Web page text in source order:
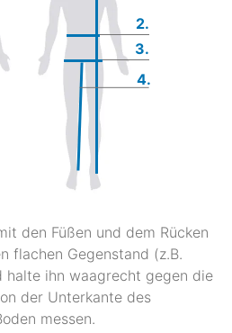
2.
3.
4.
den Füßen und dem Rücken
flachen Gegenstand (z.B.
halte ihn waagrecht gegen die
der Unterkante des
messen.